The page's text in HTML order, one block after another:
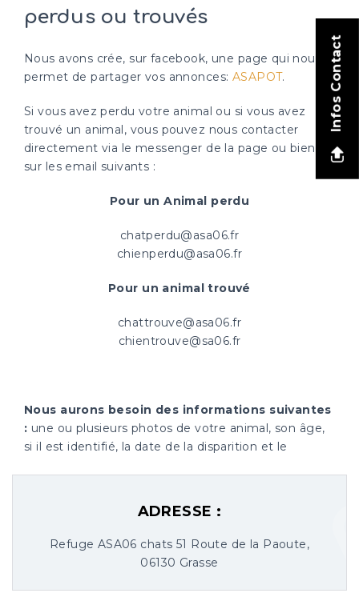
perdus ou trouvés
Nous avons crée, sur facebook, une page qui nous
permet de partager vos annonces: ASAPOT.
Si vous avez perdu votre animal ou si vous avez
trouvé un animal, vous pouvez nous contacter
directement via le messenger de la page ou bien
sur les email suivants :
Pour un Animal perdu
chatperdu@asa06.fr
chienperdu@asa06.fr
Pour un animal trouvé
chattrouve@asa06.fr
chientrouve@sa06.fr
Nous aurons besoin des informations suivantes
: une ou plusieurs photos de votre animal, son âge,
si il est identifié, la date de la disparition et le
ADRESSE :
Refuge ASA06 chats 51 Route de la Paoute,
06130 Grasse
Infos Contact